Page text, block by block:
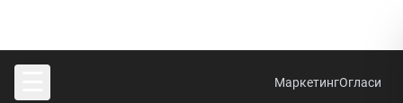
МаркетингОгласи